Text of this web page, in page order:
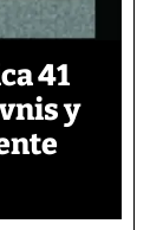
41
y